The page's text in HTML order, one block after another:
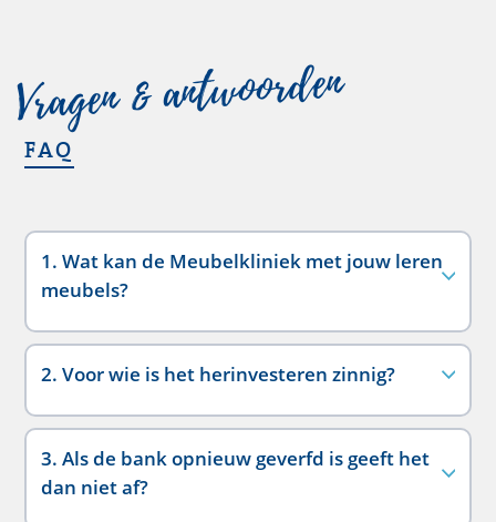
Vragen & antwoorden
FAQ
1. Wat kan de Meubelkliniek met jouw leren
meubels?
2. Voor wie is het herinvesteren zinnig?
3. Als de bank opnieuw geverfd is geeft het
dan niet af?